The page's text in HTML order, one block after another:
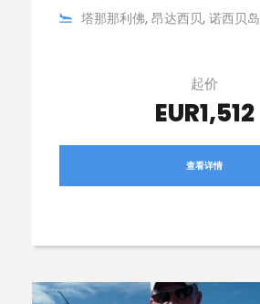
塔那那利佛, 昂达西贝, 诺西贝岛
起价
EUR1,512
查看详情